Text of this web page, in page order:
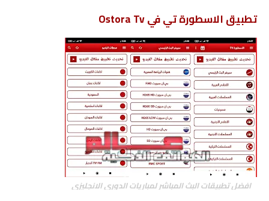
تطبيق الاسطورة تي في Ostora Tv
افضل تطبيقات البث المباشر لمباريات الدوري الانجليزي